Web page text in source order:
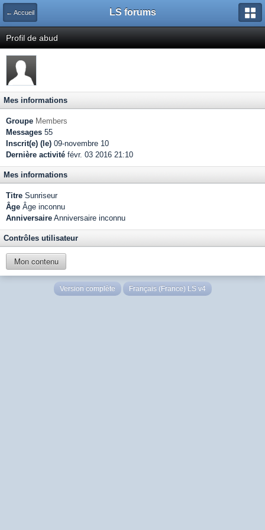
← Accueil LS forums
Profil de abud
Mes informations
Groupe Members
Messages 55
Inscrit(e) (le) 09-novembre 10
Dernière activité févr. 03 2016 21:10
Mes informations
Titre Sunriseur
Âge Âge inconnu
Anniversaire Anniversaire inconnu
Contrôles utilisateur
Mon contenu
Version complète Français (France) LS v4